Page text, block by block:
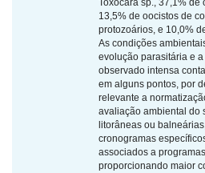
Toxocara sp., 37,1% de
13,5% de oocistos de
protozoários, e 10,0%
As condições
evolução parasitária e
observado intensa
em alguns pontos, por
relevante a
avaliação ambiental do
litorâneas ou
cronogramas
associados a
proporcionando maior